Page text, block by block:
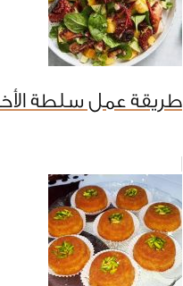
طريقة عمل سلطة